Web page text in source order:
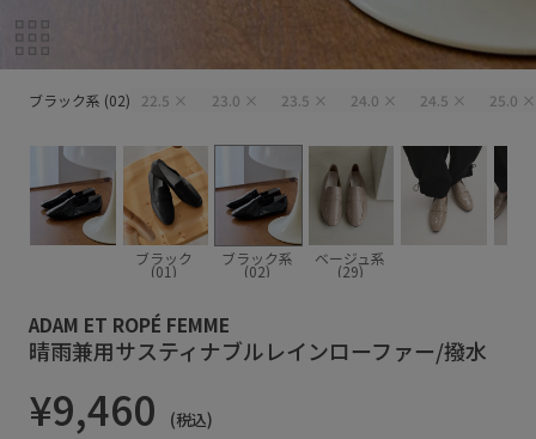
ブラック系 (02) 22.5 × 23.0 × 23.5 × 24.0 × 24.5 × 25.0 ×
ブラック
(01)
ブラック系
(02)
ベージュ系
(29)
ADAM ET ROPÉ FEMME
晴雨兼用サスティナブルレインローファー/撥水
¥9,460 (税込)